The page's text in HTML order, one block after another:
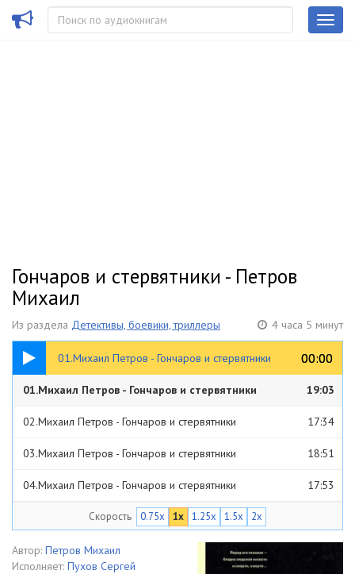
Гончаров и стервятники - Петров
Михаил
Из раздела Детективы, боевики, триллеры 4 часа 5 минут
01.Михаил Петров - Гончаров и стервятники 00:00
00:00
19:03
01.Михаил Петров - Гончаров и стервятники 19:03
02.Михаил Петров - Гончаров и стервятники 17:34
03.Михаил Петров - Гончаров и стервятники 18:51
04.Михаил Петров - Гончаров и стервятники 17:53
05.Михаил Петров - Гончаров и стервятники
06.Михаил Петров - Гончаров и стервятники
Скорость 0.75x 1x 1.25x 1.5x 2x
Автор: Петров Михаил
Исполняет: Пухов Сергей